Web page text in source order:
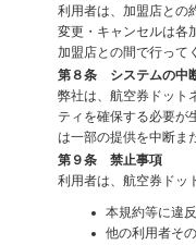
利用者は、加盟店との
変更・キャンセルは各
加盟店との間で行って
第８条 システムの中
弊社は、航空券ドット
ティを確保する必要が
は一部の提供を中断ま
第９条 禁止事項
利用者は、航空券ドッ
本規約等に違
他の利用者そ